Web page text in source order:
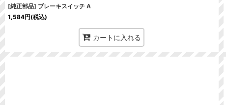
[純正部品] ブレーキスイッチ A
1,584円(税込)
カートに入れる